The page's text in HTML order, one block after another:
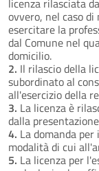
ovvero, nel caso
esercitare la
dal Comune nel
domicilio.
2. Il rilascio della
subordinato al
all'esercizio della
3. La licenza è
dalla
4. La domanda
modalità di cui
5. La licenza per